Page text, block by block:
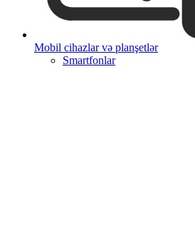
Mobil cihazlar və planşetlər
Smartfonlar